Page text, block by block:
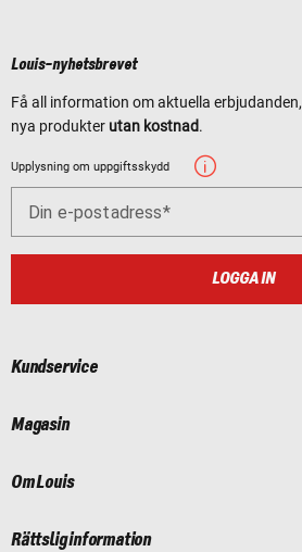
Louis-nyhetsbrevet
Få all information om aktuella
nya produkter utan kostnad.
Upplysning om uppgiftsskydd
Din e-postadress
LOGGA IN
Kundservice
Magasin
Om Louis
Rättslig information